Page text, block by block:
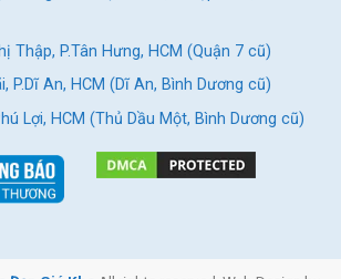
Thập, P.Tân Hưng, HCM (Quận 7 cũ)
P.Dĩ An, HCM (Dĩ An, Bình Dương cũ)
Lợi, HCM (Thủ Dầu Một, Bình Dương cũ)